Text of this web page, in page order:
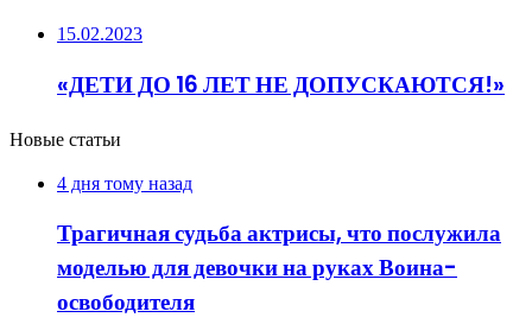
15.02.2023
«ДЕТИ ДО 16 ЛЕТ НЕ ДОПУСКАЮТСЯ!»
Новые статьи
4 дня тому назад
Трагичная судьба актрисы, что послужила
моделью для девочки на руках Воина-
освободителя